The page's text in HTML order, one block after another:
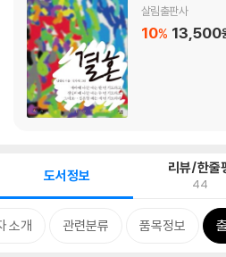
살림출판사
10% 13,500
도서정보 리뷰/한줄
44
소개 관련분류 품목정보